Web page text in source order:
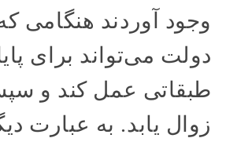
وجود آوردند هنگامی
دولت می‌تواند برای
طبقاتی عمل کند و
زوال یابد. به عبارت